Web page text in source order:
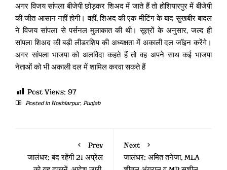
अगर विजय सांपला बीजेपी छोड़कर शिअद में जाते हैं तो होशियारपुर में बीजेपी
की जीत आसान नहीं होगी। वहीं, शिअद की एक मीटिंग के बाद सुखबीर बादल
ने विजय सांपला से पर्सनल मुलाकात की थी। सूत्रों के अनुसार, जल्द ही
सांपला शिअद की बड़ी लीडरशिप की अध्यक्षता में अकाली दल जॉइन करेंगे।
अगर सांपला भाजपा को अलविदा कहते हैं तो वह अपने साथ कई भाजपा
नेताओं को भी अकाली दल में शामिल करवा सकते हैं
Post Views: 97
Posted in Hoshiarpur, Punjab
Prev
जालंधर: बंद रहेंगी 21 अप्रेल
Next
जालंधर: अमित तनेजा, MLA